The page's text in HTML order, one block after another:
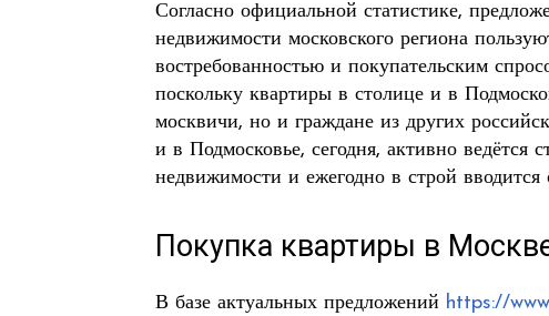
Согласно официальной статистике,
недвижимости московского региона
востребованностью и покупательским
поскольку квартиры в столице и в
москвичи, но и граждане из других
и в Подмосковье, сегодня, активно ведётся
недвижимости и ежегодно в строй вводится
Покупка квартиры в
В базе актуальных предложений https://